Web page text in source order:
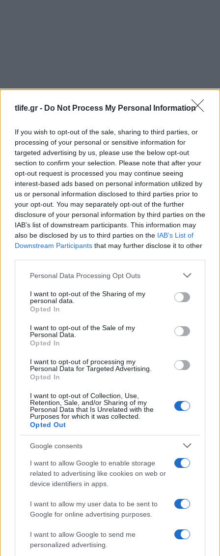
tlife.gr - Do Not Process My Personal Information
If you wish to opt-out of the sale, sharing to third parties, or
processing of your personal or sensitive information for
targeted advertising by us, please use the below opt-out
section to confirm your selection. Please note that after your
opt-out request is processed you may continue seeing
interest-based ads based on personal information utilized by
us or personal information disclosed to third parties prior to
your opt-out. You may separately opt-out of the further
disclosure of your personal information by third parties on the
IAB’s list of downstream participants. This information may
also be disclosed by us to third parties on the IAB’s List of
Downstream Participants that may further disclose it to other
Please note that this website/app uses one or more Google
not limited to your visit or usage behaviour. You may click to
grant or deny consent to Google and its third-party tags to
use your data for below specified purposes in below Google
consent section.
Personal Data Processing Opt Outs
I want to opt-out of the Sharing of my
personal data.
Opted In
I want to opt-out of the Sale of my
Personal Data.
Opted In
I want to opt-out of processing my
Personal Data for Targeted Advertising.
Opted In
I want to opt-out of Collection, Use,
Retention, Sale, and/or Sharing of my
Personal Data that Is Unrelated with the
Purposes for which it was collected.
Opted Out
Google consents
I want to allow Google to enable storage
related to advertising like cookies on web or
device identifiers in apps.
I want to allow my user data to be sent to
Google for online advertising purposes.
I want to allow Google to send me
personalized advertising.
Jennifer Aniston: Η απλή άσκηση που δεν
βάλεις κι εσύ στην καθημερινότητά σου
05.08.2026
Η Βίκυ Καγιά στη Μύκονο με την μικρή
Μπιάνκα: Η δυνατή σχέση μητέρας και κόρης –
Φωτογραφίες
07.08.2026
Lymphatic Walking: Η πιο εύκολη μορφή